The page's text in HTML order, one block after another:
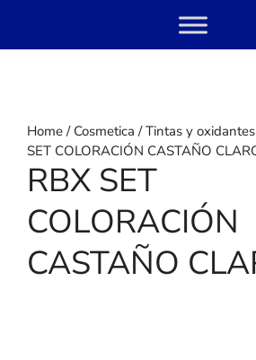
content
Home/ Cosmetica /Tintas y oxidantes
SET COLORACIÓN CASTAÑO
RBX SET
COLORACIÓN
CASTAÑO